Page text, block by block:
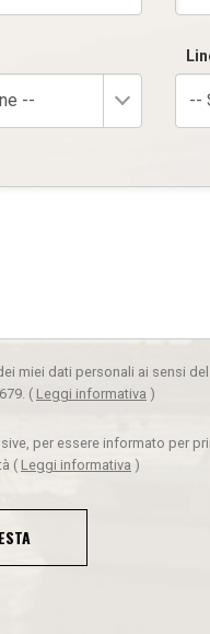
--
miei dati personali ai sensi del
( Leggi informativa )
per essere informato per
( Leggi informativa )